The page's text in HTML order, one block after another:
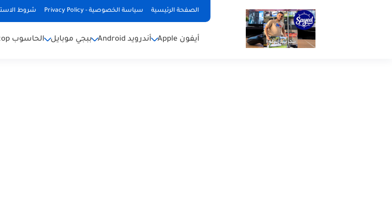
الصفحة الرئيسية سياسة الخصوصية - Privacy Policy شروط
أيفون Apple أندرويد Android ببجي موبايل الحاسوب Laptop